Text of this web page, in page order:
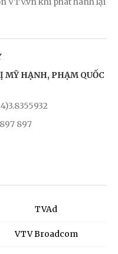
HẠNH, PHẠM QUỐC
897
TVAd
VTV Broadcom